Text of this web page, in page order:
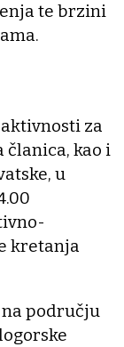
te brzini
za
članica, kao i
u
kretanja
području